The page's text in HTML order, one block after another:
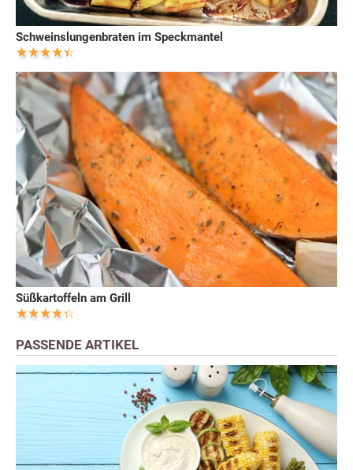
Schweinslungenbraten im Speckmantel
Süßkartoffeln am Grill
PASSENDE ARTIKEL